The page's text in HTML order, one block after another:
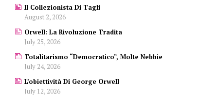
Il Collezionista Di Tagli
August 2, 2026
Orwell: La Rivoluzione Tradita
July 25, 2026
Totalitarismo “democratico”, Molte Nebbie
July 24, 2026
L’obiettività Di George Orwell
July 12, 2026